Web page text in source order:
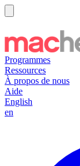
Programmes
Ressources
À propos de nous
Aide
English
en